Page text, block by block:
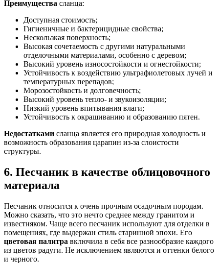
Преимущества сланца:
Доступная стоимость;
Гигиеничные и бактерицидные свойства;
Нескользкая поверхность;
Высокая сочетаемость с другими натуральными
отделочными материалами, особенно с деревом;
Высокий уровень износостойкости и огнестойкости;
Устойчивость к воздействию ультрафиолетовых лучей и
температурных перепадов;
Морозостойкость и долговечность;
Высокий уровень тепло- и звукоизоляции;
Низкий уровень впитывания влаги;
Устойчивость к окрашиванию и образованию пятен.
Недостатками сланца является его природная холодность и
возможность образования царапин из-за слоистости
структуры.
6. Песчаник в качестве облицовочного
материала
Песчаник относится к очень прочным осадочным породам.
Можно сказать, что это нечто среднее между гранитом и
известняком. Чаще всего песчаник используют для отделки в
помещениях, где выдержан стиль старинной эпохи. Его
цветовая палитра включила в себя все разнообразие каждого
из цветов радуги. Не исключением являются и оттенки белого
и черного.